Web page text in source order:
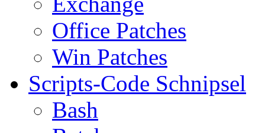
Office Patches
Win Patches
Scripts-Code Schnipsel
Bash